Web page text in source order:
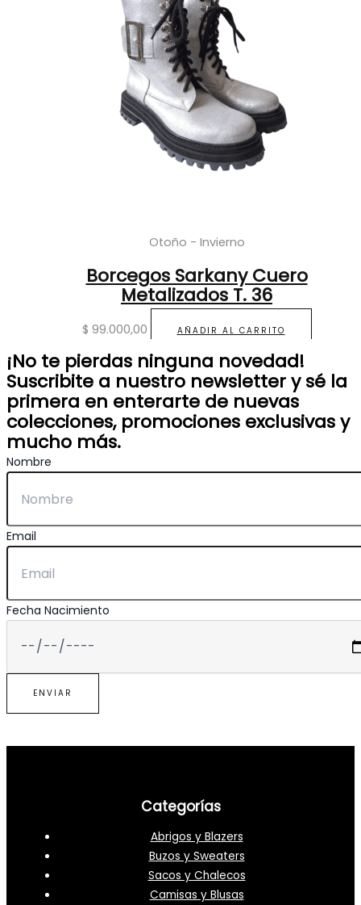
Otoño - Invierno
Borcegos Sarkany Cuero
Metalizados T. 36
$ 99.000,00 AÑADIR AL CARRITO
¡No te pierdas ninguna novedad!
Suscribite a nuestro newsletter y sé la
primera en enterarte de nuevas
colecciones, promociones exclusivas y
mucho más.
Nombre
Email
Fecha Nacimiento
ENVIAR
Categorías
Abrigos y Blazers
Buzos y Sweaters
Sacos y Chalecos
Camisas y Blusas